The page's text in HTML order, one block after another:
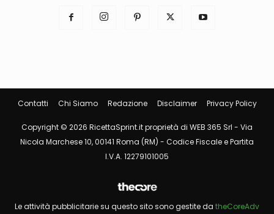
Contatti Chi Siamo Redazione Disclaimer Privacy Policy
Copyright © 2026 RicettaSprint.it proprietà di WEB 365 Srl - Via
Nicola Marchese 10, 00141 Roma (RM) - Codice Fiscale e Partita
I.V.A. 12279101005
Le attività pubblicitarie su questo sito sono gestite da theCoreAdv